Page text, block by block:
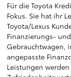
Für die Toyota
Fokus. Sie hat ihr
Toyota/Lexus
Finanzierungs-
Gebrauchtwagen,
angepasste
Leistungen